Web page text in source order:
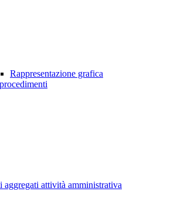
Rappresentazione grafica
aggregati attività amministrativa